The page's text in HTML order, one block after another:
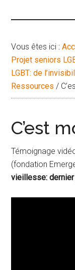
Vous êtes ici :
Projet seniors
LGBT: de
Ressources /
C’est
Témoignage
(fondation
vieillesse: dernier